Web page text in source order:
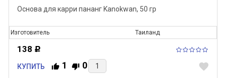
Основа для карри пананг Kanokwan, 50 гр
Изготовитель Таиланд
138 Р
КУПИТЬ 1 0 favorite